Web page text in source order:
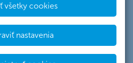
všetky cookies
nastavenia
Bratislava